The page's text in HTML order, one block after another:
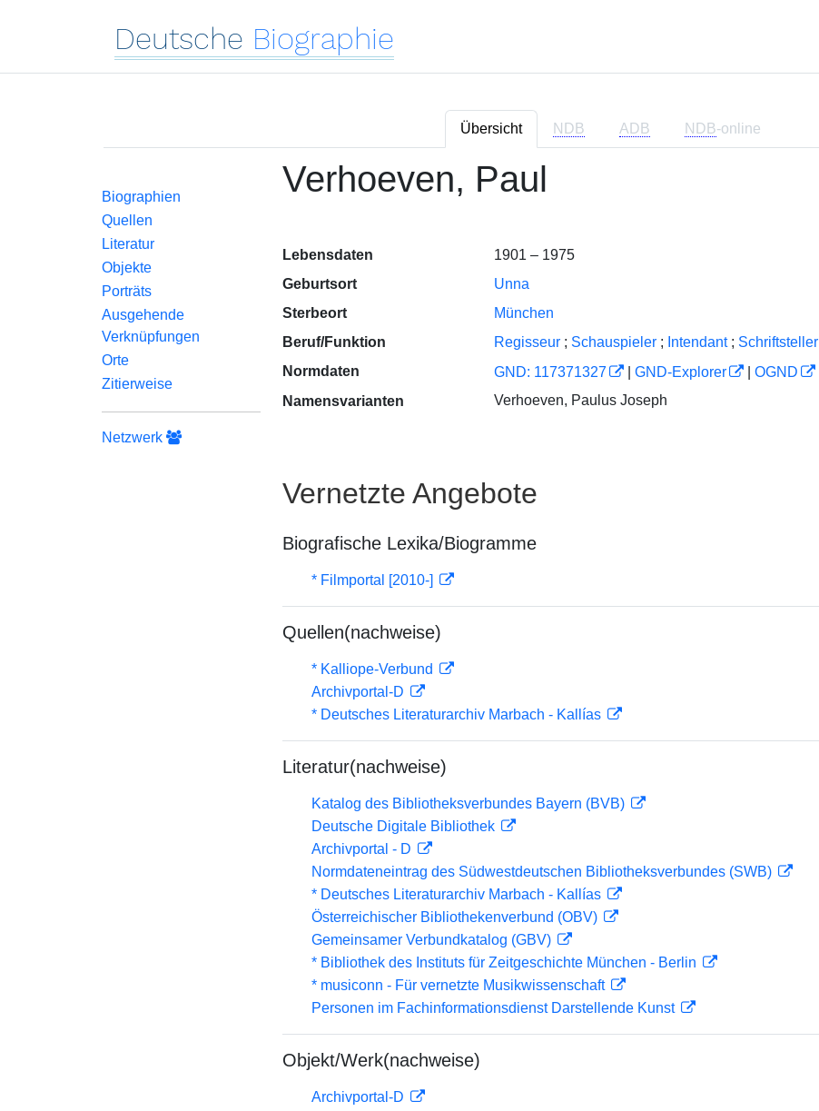
Deutsche Biographie
Übersicht NDB ADB NDB-online
Biographien
Quellen
Literatur
Objekte
Porträts
Ausgehende
Verknüpfungen
Orte
Zitierweise
Netzwerk
Verhoeven, Paul
Lebensdaten
1901 – 1975
Geburtsort
Unna
Sterbeort
München
Beruf/Funktion
Regisseur ; Schauspieler ; Intendant ; Schriftsteller
Normdaten
GND: 117371327 GND-Explorer OGND
Namensvarianten
Verhoeven, Paulus Joseph
Vernetzte Angebote
Biografische Lexika/Biogramme
* Filmportal [2010-]
Quellen(nachweise)
* Kalliope-Verbund
Archivportal-D
* Deutsches Literaturarchiv Marbach - Kallías
Literatur(nachweise)
Katalog des Bibliotheksverbundes Bayern (BVB)
Deutsche Digitale Bibliothek
Archivportal - D
Normdateneintrag des Südwestdeutschen Bibliotheksverbundes (SWB)
* Deutsches Literaturarchiv Marbach - Kallías
Österreichischer Bibliothekenverbund (OBV)
Gemeinsamer Verbundkatalog (GBV)
* Bibliothek des Instituts für Zeitgeschichte München - Berlin
* musiconn - Für vernetzte Musikwissenschaft
Personen im Fachinformationsdienst Darstellende Kunst
Objekt/Werk(nachweise)
Archivportal-D